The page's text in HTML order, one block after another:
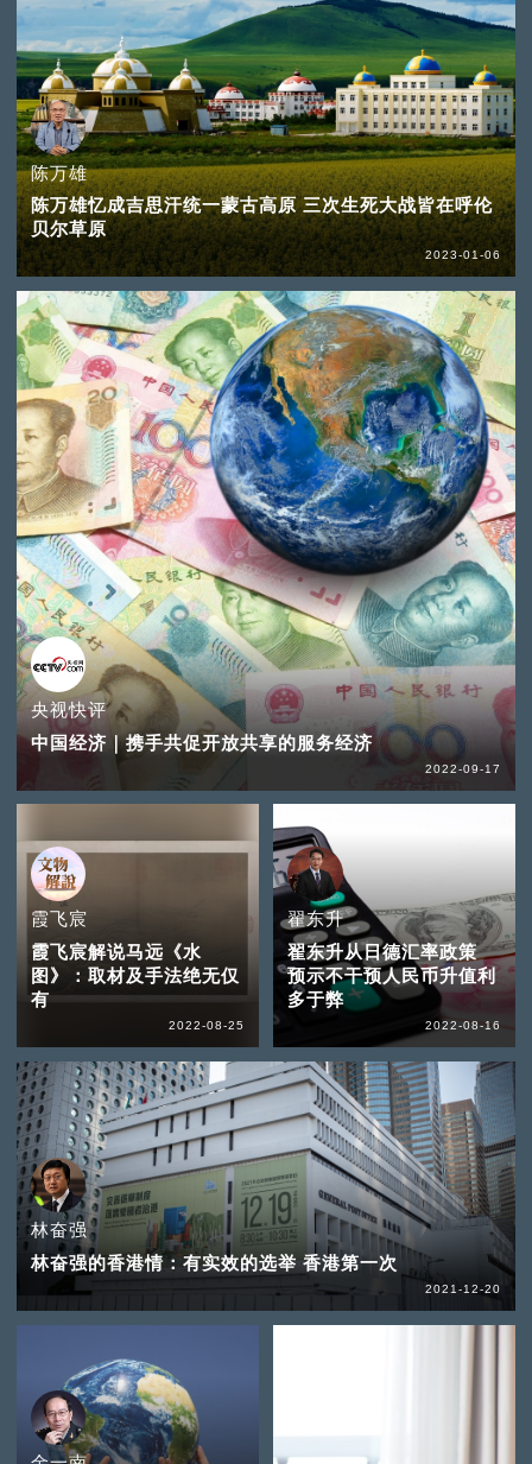
陈万雄
陈万雄忆成吉思汗统一蒙古高原 三次生死大战皆在呼伦
贝尔草原
2023-01-06
央视快评
中国经济｜携手共促开放共享的服务经济
2022-09-17
霞飞宸
霞飞宸解说马远《水
图》：取材及手法绝无仅
有
2022-08-25
翟东升
翟东升从日德汇率政策
预示不干预人民币升值利
多于弊
2022-08-16
林奋强
林奋强的香港情：有实效的选举 香港第一次
2021-12-20